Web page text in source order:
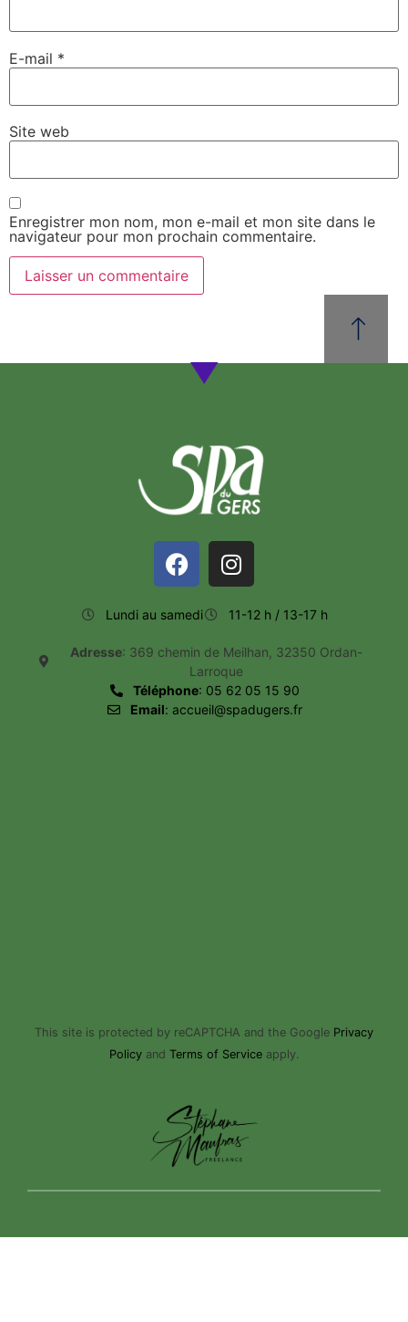
E-mail *
Site web
Enregistrer mon nom, mon e-mail et mon site dans le
navigateur pour mon prochain commentaire.
Lundi au samedi 11-12 h / 13-17 h
Adresse: 369 chemin de Meilhan, 32350 Ordan-
Larroque
Téléphone: 05 62 05 15 90
Email: accueil@spadugers.fr
This site is protected by reCAPTCHA and the Google Privacy
Policyand Terms of Serviceapply.